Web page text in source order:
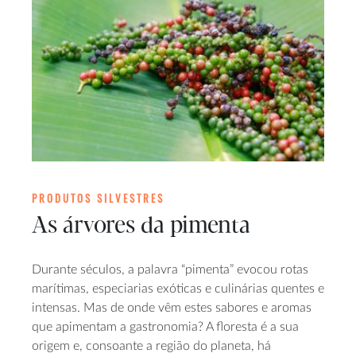
PRODUTOS SILVESTRES
As árvores da pimenta
Durante séculos, a palavra “pimenta” evocou rotas
marítimas, especiarias exóticas e culinárias quentes e
intensas. Mas de onde vêm estes sabores e aromas
que apimentam a gastronomia? A floresta é a sua
origem e, consoante a região do planeta, há